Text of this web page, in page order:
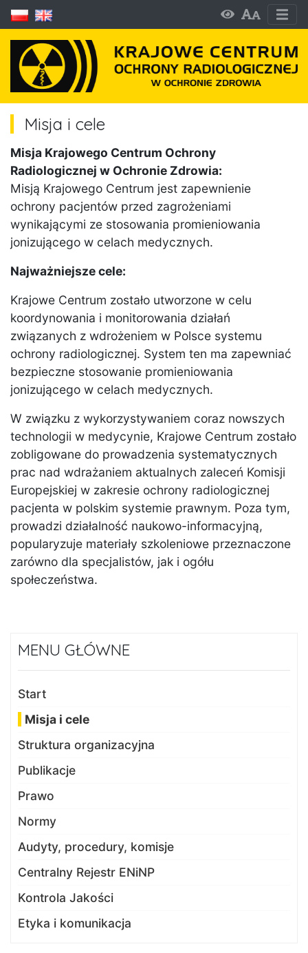
Misja i cele
Misja Krajowego Centrum Ochrony
Radiologicznej w Ochronie Zdrowia:
Misją Krajowego Centrum jest zapewnienie
ochrony pacjentów przed zagrożeniami
wynikającymi ze stosowania promieniowania
jonizującego w celach medycznych.
Najważniejsze cele:
Krajowe Centrum zostało utworzone w celu
koordynowania i monitorowania działań
związanych z wdrożeniem w Polsce systemu
ochrony radiologicznej. System ten ma zapewniać
bezpieczne stosowanie promieniowania
jonizującego w celach medycznych.
W związku z wykorzystywaniem coraz nowszych
technologii w medycynie, Krajowe Centrum zostało
zobligowane do prowadzenia systematycznych
prac nad wdrażaniem aktualnych zaleceń Komisji
Europejskiej w zakresie ochrony radiologicznej
pacjenta w polskim systemie prawnym. Poza tym,
prowadzi działalność naukowo-informacyjną,
popularyzuje materiały szkoleniowe przeznaczone
zarówno dla specjalistów, jak i ogółu
społeczeństwa.
MENU GŁÓWNE
Start
Misja i cele
Struktura organizacyjna
Publikacje
Prawo
Normy
Audyty, procedury, komisje
Centralny Rejestr ENiNP
Kontrola Jakości
Etyka i komunikacja